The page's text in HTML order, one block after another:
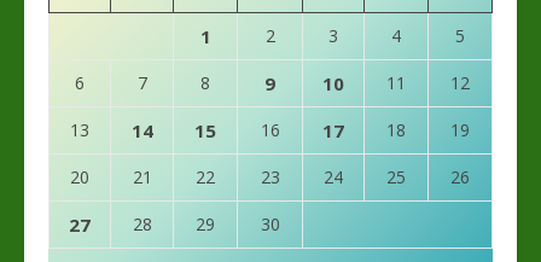
1 2 3 4 5
6 7 8 9 10 11 12
13 14 15 16 17 18 19
20 21 22 23 24 25 26
27 28 29 30